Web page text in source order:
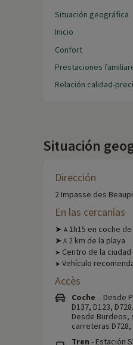
Situación geográfica
Inicio
Confort
Prestaciones
Relación calidad-
Situación
Dirección
2 Impasse des
En las cercanías
➤ A 1h15 en coche
➤ A 2 km de la playa
➤ Centro de la
➤ Vehículo
Accès
Coche - Desde
D137, D123,
Desde Burdeos,
carreteras D728,
Tren - Estación